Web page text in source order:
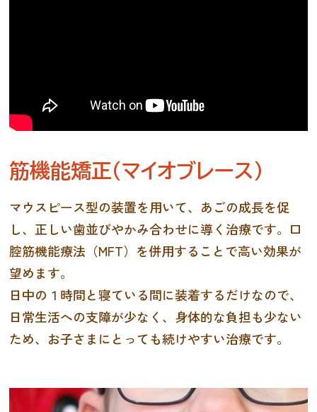
筋機能矯正（マイオブレース）
マウスピース型の装置を用いて、あごの成長を促
し、正しい歯並びやかみ合わせに導く治療です。口
腔筋機能療法（MFT）を併用することで高い効果が
望めます。
日中の１時間と寝ている間に装着するだけなので、
日常生活への支障が少なく、身体的な負担も少ない
ため、お子さまにとっても続けやすい治療です。